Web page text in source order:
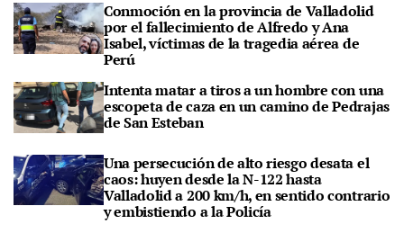
Conmoción en la provincia de Valladolid
por el fallecimiento de Alfredo y Ana
Isabel, víctimas de la tragedia aérea de
Perú
Intenta matar a tiros a un hombre con una
escopeta de caza en un camino de Pedrajas
de San Esteban
Una persecución de alto riesgo desata el
caos: huyen desde la N-122 hasta
Valladolid a 200 km/h, en sentido contrario
y embistiendo a la Policía